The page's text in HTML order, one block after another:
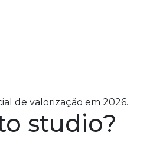
de valorização em 2026.
studio?